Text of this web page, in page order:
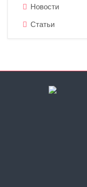
Новости
Статьи